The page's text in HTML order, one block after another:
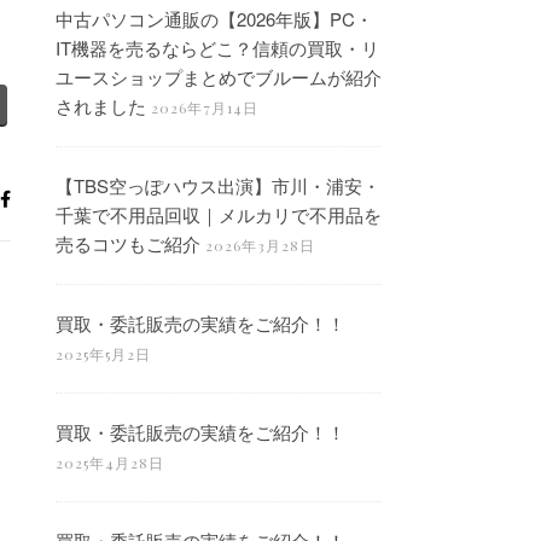
中古パソコン通販の【2026年版】PC・
IT機器を売るならどこ？信頼の買取・リ
ユースショップまとめでブルームが紹介
されました 2026年7月14日
【TBS空っぽハウス出演】市川・浦安・
千葉で不用品回収｜メルカリで不用品を
売るコツもご紹介 2026年3月28日
買取・委託販売の実績をご紹介！！
2025年5月2日
買取・委託販売の実績をご紹介！！
2025年4月28日